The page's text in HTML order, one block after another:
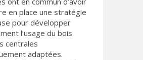
en place une stratégie
pour développer
l’usage du bois
centrales
adaptées.